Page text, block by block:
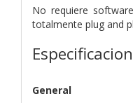
No requiere
totalmente plug and
General